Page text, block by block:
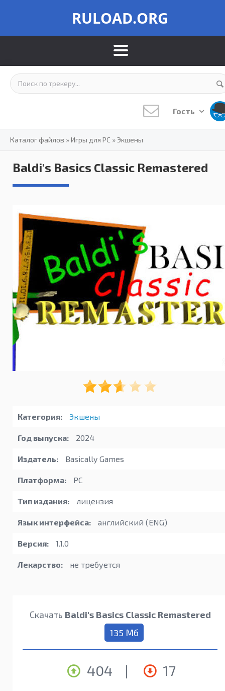
RULOAD.ORG
Гость
Каталог файлов »Игры для PC »Экшены
Baldi's Basics Classic Remastered
Категория: Экшены
Год выпуска: 2024
Издатель: Basically Games
Платформа: PC
Тип издания: лицензия
Язык интерфейса: английский (ENG)
Версия: 1.1.0
Лекарство: не требуется
Скачать Baldi's Basics Classic Remastered
135 Мб
404 | 17